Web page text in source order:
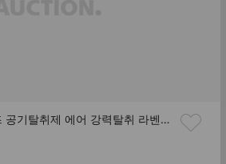
(10%결제할인)페브리즈 공기탈취제 에어 강력탈취 라벤더 부케 본품/165g 6개